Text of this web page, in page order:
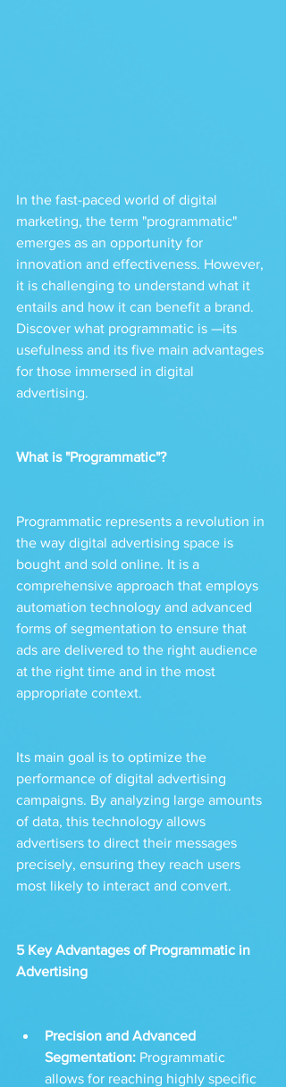
In the fast-paced world of digital
marketing, the term "programmatic"
emerges as an opportunity for
innovation and effectiveness. However,
it is challenging to understand what it
entails and how it can benefit a brand.
Discover what programmatic is —its
usefulness and its five main advantages
for those immersed in digital
advertising.
What is "Programmatic"?
Programmatic represents a revolution in
the way digital advertising space is
bought and sold online. It is a
comprehensive approach that employs
automation technology and advanced
forms of segmentation to ensure that
ads are delivered to the right audience
at the right time and in the most
appropriate context.
Its main goal is to optimize the
performance of digital advertising
campaigns. By analyzing large amounts
of data, this technology allows
advertisers to direct their messages
precisely, ensuring they reach users
most likely to interact and convert.
5 Key Advantages of Programmatic in
Advertising
Precision and Advanced
Segmentation: Programmatic
allows for reaching highly specific